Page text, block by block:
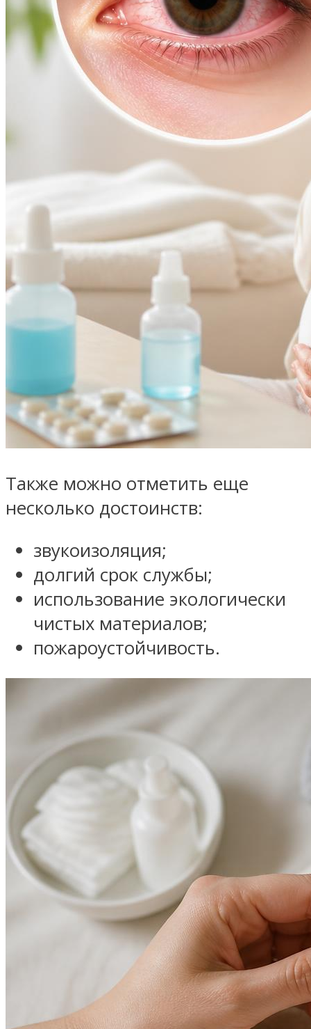
Также можно отметить еще
несколько достоинств:
звукоизоляция;
долгий срок службы;
использование экологически
чистых материалов;
пожароустойчивость.